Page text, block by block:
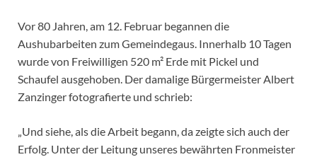
Vor 80 Jahren, am 12. Februar begannen die
Aushubarbeiten zum Gemeindegaus. Innerhalb 10 Tagen
wurde von Freiwilligen 520 m² Erde mit Pickel und
Schaufel ausgehoben. Der damalige Bürgermeister Albert
Zanzinger fotografierte und schrieb:
„Und siehe, als die Arbeit begann, da zeigte sich auch der
Erfolg. Unter der Leitung unseres bewährten Fronmeister